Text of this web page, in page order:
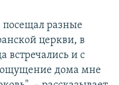
посещал разные
церкви, в
встречались и с
дома мне